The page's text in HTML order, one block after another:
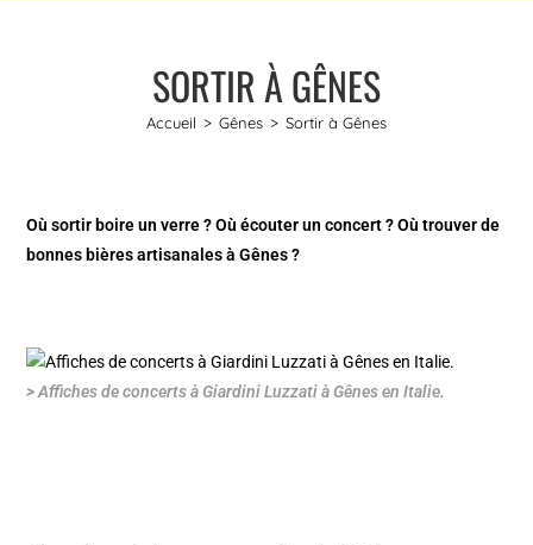
SORTIR À GÊNES
Accueil > Gênes > Sortir à Gênes
Où sortir boire un verre ? Où écouter un concert ? Où trouver de
bonnes bières artisanales à Gênes ?
> Affiches de concerts à Giardini Luzzati à Gênes en Italie.